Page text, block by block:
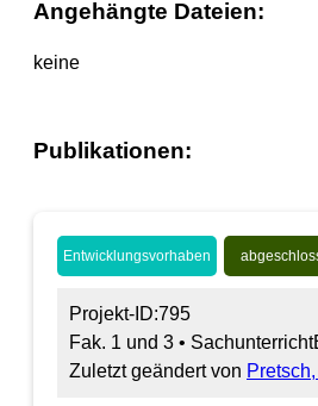
Angehängte Dateien:
keine
Publikationen:
Entwicklungsvorhaben
Projekt-ID:795
Fak. 1 und 3 • Sachunterricht
Zuletzt geändert von